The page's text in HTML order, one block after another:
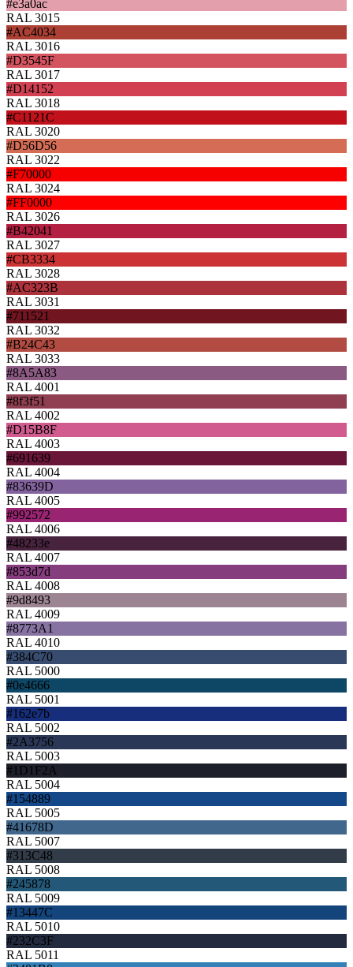
#e3a0ac
RAL 3015
#AC4034
RAL 3016
#D3545F
RAL 3017
#D14152
RAL 3018
#C1121C
RAL 3020
#D56D56
RAL 3022
#F70000
RAL 3024
#FF0000
RAL 3026
#B42041
RAL 3027
#CB3334
RAL 3028
#AC323B
RAL 3031
#711521
RAL 3032
#B24C43
RAL 3033
#8A5A83
RAL 4001
#8f3f51
RAL 4002
#D15B8F
RAL 4003
#691639
RAL 4004
#83639D
RAL 4005
#992572
RAL 4006
#48233e
RAL 4007
#853d7d
RAL 4008
#9d8493
RAL 4009
#8773A1
RAL 4010
#384C70
RAL 5000
#0e4666
RAL 5001
#162e7b
RAL 5002
#2A3756
RAL 5003
#1D1F2A
RAL 5004
#154889
RAL 5005
#41678D
RAL 5007
#313C48
RAL 5008
#245878
RAL 5009
#13447C
RAL 5010
#232C3F
RAL 5011